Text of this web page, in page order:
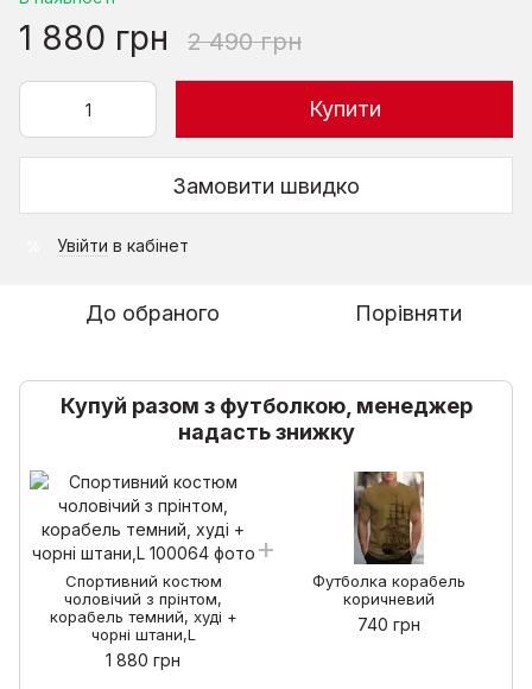
1 880 грн 2 490 грн
Купити
Замовити швидко
Увійти в кабінет
До обраного Порівняти
Купуй разом з футболкою, менеджер
надасть знижку
Спортивний костюм
чоловічий з прінтом,
корабель темний, худі +
чорні штани,L
1 880 грн
Футболка корабель
коричневий
740 грн